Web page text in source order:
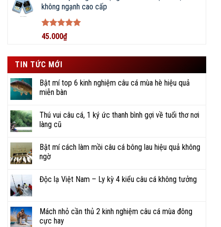
ĐẠI LÝ PHÂN PHỐI DỤNG CỤ ĐI
CÂU CHÍNH HÃNG • ĐỒ CÂU
không ngạnh cao cấp
Được xếp
55
45.000₫
TIN TỨC MỚI
Bật mí top 6 kinh nghiệm câu cá mùa hè hiệu quả
miễn bàn
Thú vui câu cá, 1 ký ức thanh bình gợi về tuổi thơ nơi
làng cũ
Bật mí cách làm mồi câu cá bông lau hiệu quả không
ngờ
Độc lạ Việt Nam – Ly kỳ 4 kiểu câu cá không tưởng
Mách nhỏ cần thủ 2 kinh nghiệm câu cá mùa đông
cực hay